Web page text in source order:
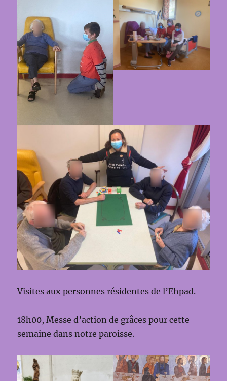
Visites aux personnes résidentes de l’Ehpad.
18h00, Messe d’action de grâces pour cette
semaine dans notre paroisse.